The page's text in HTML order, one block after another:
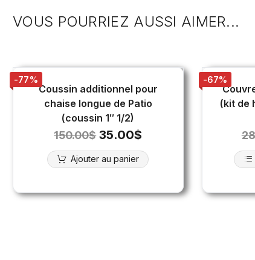
VOUS POURRIEZ AUSSI AIMER...
-77%
Coussin additionnel pour
chaise longue de Patio
(coussin 1″ 1/2)
150.00$ 35.00$
Ajouter au panier
-67%
(kit de